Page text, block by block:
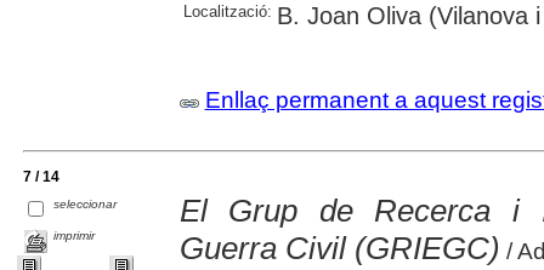
Localització: B. Joan Oliva (Vilanova
Enllaç permanent a aquest
7 / 14
seleccionar
imprimir
El Grup de Recerca i
Guerra Civil (GRIEGC) /